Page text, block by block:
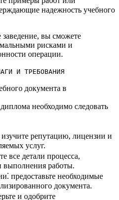
надежность учебного
вы сможете
рисками и
операции.​
И ТРЕБОВАНИЯ
документа в
необходимо следовать
репутацию, лицензии и
услуг.​
все детали процесса,
выполнения работы.​
предоставьте необходимые
документа.
и одобрите